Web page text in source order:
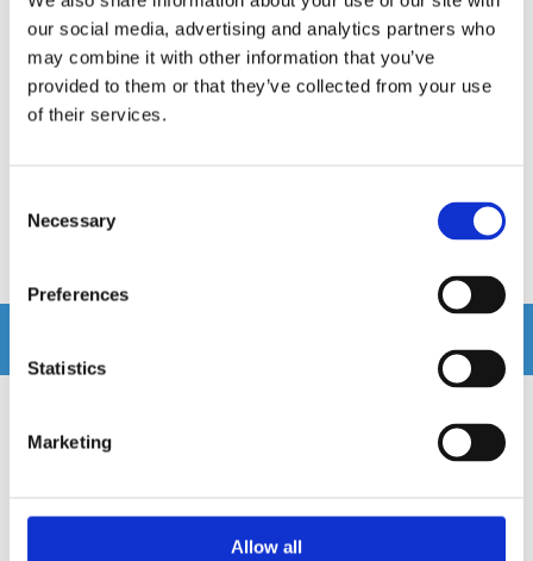
our social media, advertising and analytics partners who
may combine it with other information that you’ve
provided to them or that they’ve collected from your use
of their services.
Selection
Necessary
Preferences
Statistics
Marketing
Allow all
Monteringsram Ford
Monteringsram till Ford
Monteringsram
Passar Ford
495 kr